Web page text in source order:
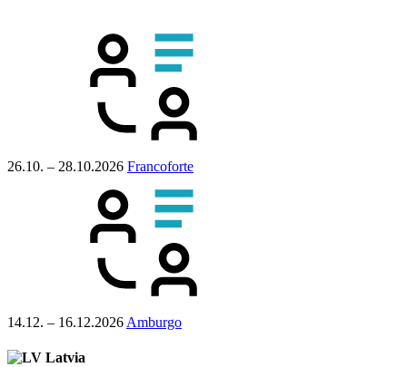
26.10. – 28.10.2026 Francoforte
14.12. – 16.12.2026 Amburgo
Latvia